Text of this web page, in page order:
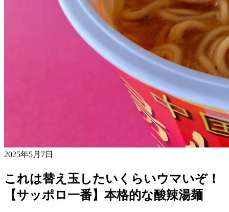
2025年5月7日
これは替え玉したいくらいウマいぞ！
【サッポロ一番】本格的な酸辣湯麺